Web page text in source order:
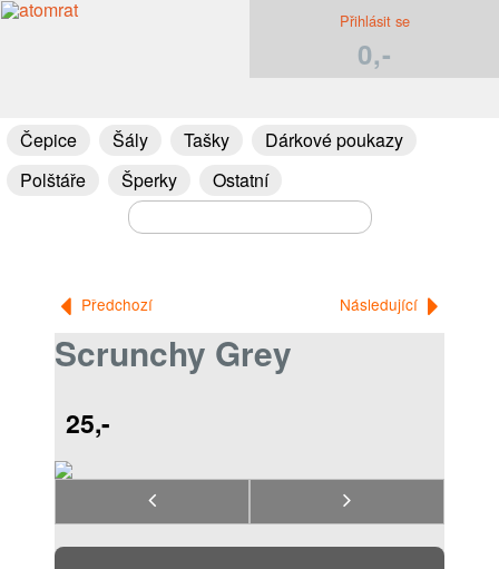
Přihlásit se
0,-
Čepice Šály Tašky
Dárkové poukazy
Polštáře
Šperky Ostatní
Předchozí Následující
Scrunchy Grey
25,-